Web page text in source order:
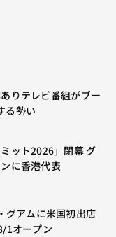
りテレビ番組がブー
る勢い
ミット2026」閉幕 グ
に香港代表
グアムに米国初出店
1オープン